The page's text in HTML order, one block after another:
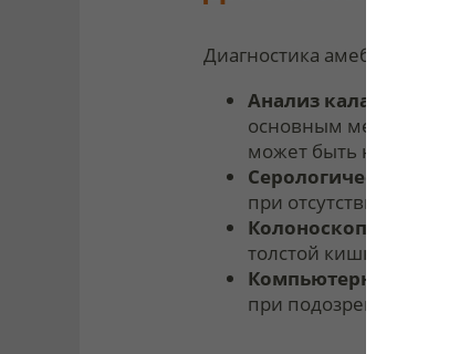
Диагностика амебиаза
Анализ кала
.
основным методом
может быть
Серологические тесты
при отсутствии
Колоноскопия или
толстой кишки и взять
Компьютерная
при подозрении на